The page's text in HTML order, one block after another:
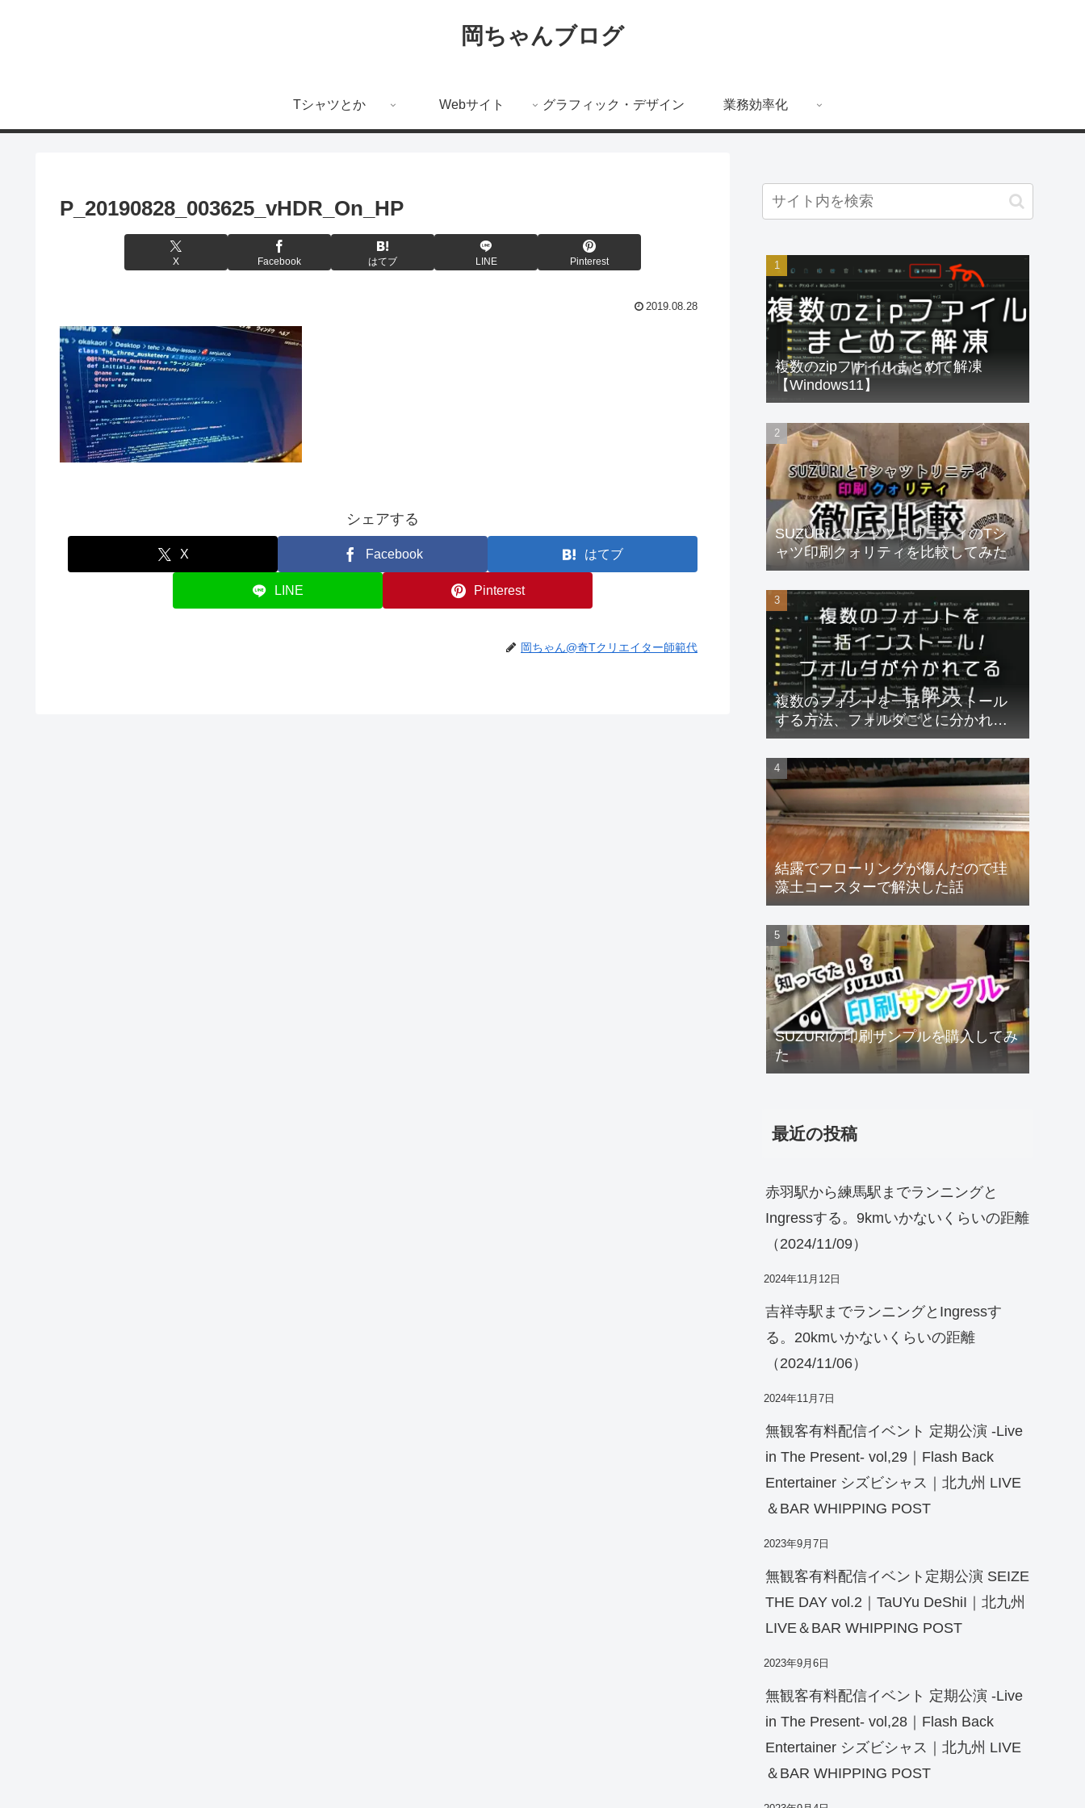
岡ちゃんブログ
Tシャツとか Webサイト グラフィック・デザイン 業務効率化
P_20190828_003625_vHDR_On_HP
X Facebook はてブ LINE Pinterest
2019.08.28
シェアする
X Facebook はてブ
LINE Pinterest
岡ちゃん@奇Tクリエイター師範代
複数のzipファイルまとめて解凍
【Windows11】
SUZURIとTシャツトリニティのTシ
ャツ印刷クォリティを比較してみた
複数のフォントを一括インストール
する方法、フォルダごとに分かれて
るフォントも速攻解決！
【Windows11】
結露でフローリングが傷んだので珪
藻土コースターで解決した話
SUZURIの印刷サンプルを購入してみ
た
最近の投稿
赤羽駅から練馬駅までランニングと
Ingressする。9kmいかないくらいの距離
（2024/11/09）
2024年11月12日
吉祥寺駅までランニングとIngressす
る。20kmいかないくらいの距離
（2024/11/06）
2024年11月7日
無観客有料配信イベント 定期公演 -Live
in The Present- vol,29｜Flash Back
Entertainer シズビシャス｜北九州 LIVE
＆BAR WHIPPING POST
2023年9月7日
無観客有料配信イベント定期公演 SEIZE
THE DAY vol.2｜TaUYu DeShiI｜北九州
LIVE＆BAR WHIPPING POST
2023年9月6日
無観客有料配信イベント 定期公演 -Live
in The Present- vol,28｜Flash Back
Entertainer シズビシャス｜北九州 LIVE
＆BAR WHIPPING POST